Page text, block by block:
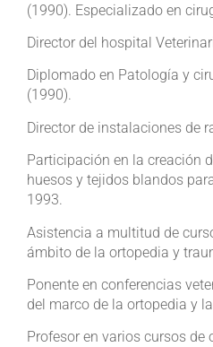
(1990). Especializado en
Director del hospital
Diplomado en Patología y
(1990).
Director de instalaciones de
Participación en la creación
huesos y tejidos blandos
1993.
Asistencia a multitud de
ámbito de la ortopedia y
Ponente en conferencias
del marco de la ortopedia y
Profesor en varios cursos de